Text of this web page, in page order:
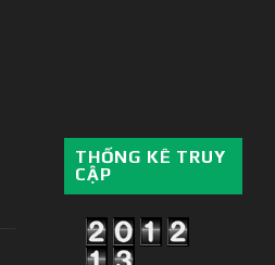
THỐNG KÊ TRUY
CẬP